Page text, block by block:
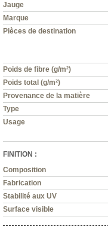
Jauge
Marque
Pièces de destination
Poids de fibre (g/m²)
Poids total (g/m²)
Provenance de la matière
Type
Usage
FINITION :
Composition
Fabrication
Stabilité aux UV
Surface visible